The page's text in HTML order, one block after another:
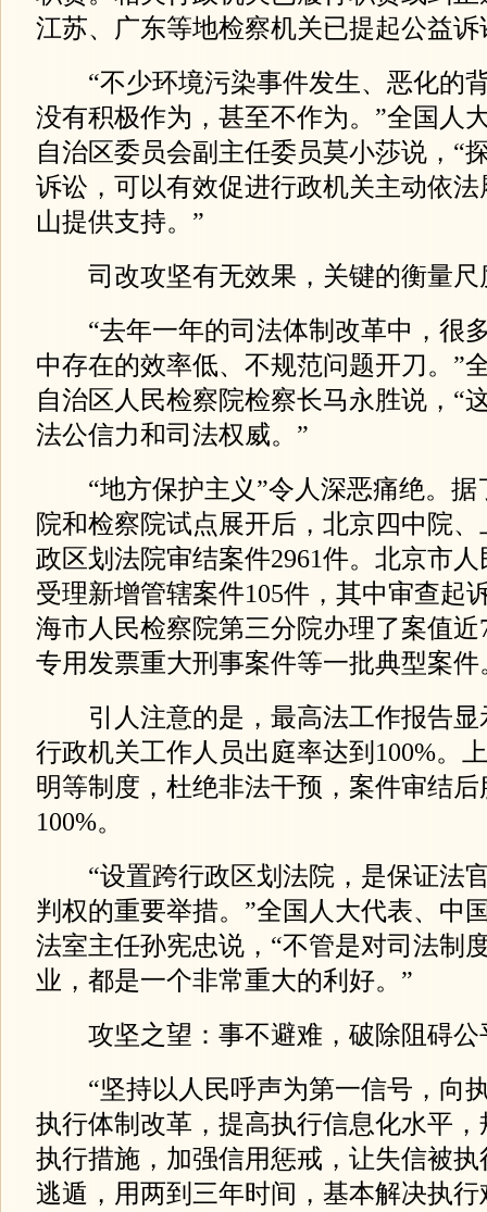
江苏、广东等地检察机关已提起公益诉
“不少环境污染事件发生、恶化的
没有积极作为，甚至不作为。”全国人
自治区委员会副主任委员莫小莎说，“
诉讼，可以有效促进行政机关主动依
山提供支持。”
司改攻坚有无效果，关键的衡量尺
“去年一年的司法体制改革中，很
中存在的效率低、不规范问题开刀。”
自治区人民检察院检察长马永胜说，“
法公信力和司法权威。”
“地方保护主义”令人深恶痛绝。据
院和检察院试点展开后，北京四中院
政区划法院审结案件2961件。北京市
受理新增管辖案件105件，其中审查起
海市人民检察院第三分院办理了案值近
专用发票重大刑事案件等一批典型案件
引人注意的是，最高法工作报告显
行政机关工作人员出庭率达到100%。
明等制度，杜绝非法干预，案件审结
100%。
“设置跨行政区划法院，是保证法
判权的重要举措。”全国人大代表、中
法室主任孙宪忠说，“不管是对司法制
业，都是一个非常重大的利好。”
攻坚之望：事不避难，破除阻碍公
“坚持以人民呼声为第一信号，向
执行体制改革，提高执行信息化水平
执行措施，加强信用惩戒，让失信被
逃遁，用两到三年时间，基本解决执